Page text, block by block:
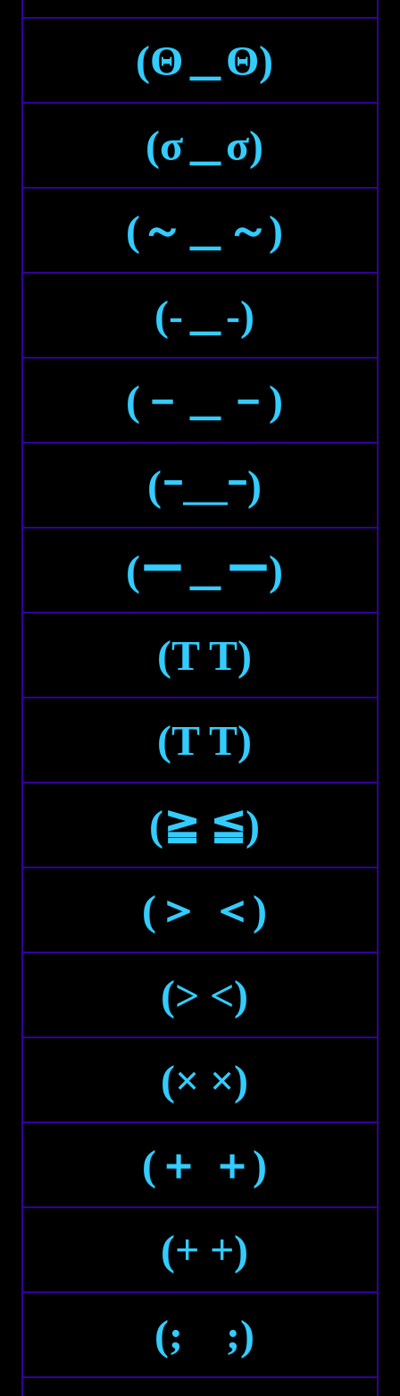
(Θ＿Θ)
(σ＿σ)
(～＿～)
(-＿-)
(－＿－)
(ｰ＿ｰ)
(ー＿ー)
(T T)
(Τ Τ)
(≧ ≦)
(＞ ＜)
(> <)
(× ×)
(＋ ＋)
(+ +)
(; ;)